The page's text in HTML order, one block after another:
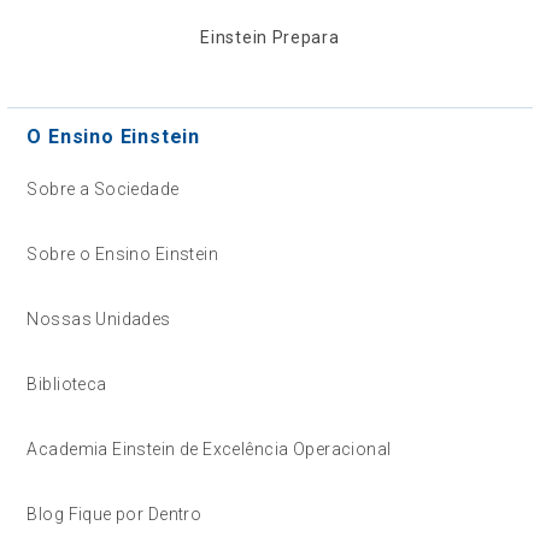
Einstein Prepara
O Ensino Einstein
Sobre a Sociedade
Sobre o Ensino Einstein
Nossas Unidades
Biblioteca
Academia Einstein de Excelência Operacional
Blog Fique por Dentro